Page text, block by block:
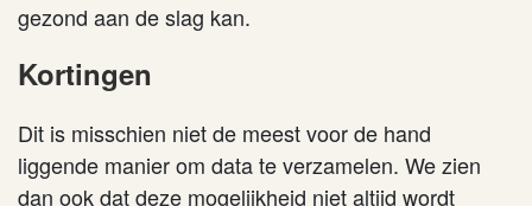
gezond aan de slag kan.
Kortingen
Dit is misschien niet de meest voor de hand
liggende manier om data te verzamelen. We zien
dan ook dat deze mogelijkheid niet altijd wordt